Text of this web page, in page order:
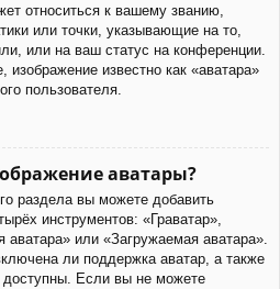
относиться к вашему званию,
или точки, указывающие на то,
или на ваш статус на конференции.
изображение известно как «аватара»
пользователя.
аватары?
раздела вы можете добавить
инструментов: «Граватар»,
аватара» или «Загружаемая аватара».
ли поддержка аватар, а также
доступны. Если вы не можете